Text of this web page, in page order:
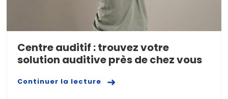
Centre auditif : trouvez votre
solution auditive près de chez vous
Continuer la lecture